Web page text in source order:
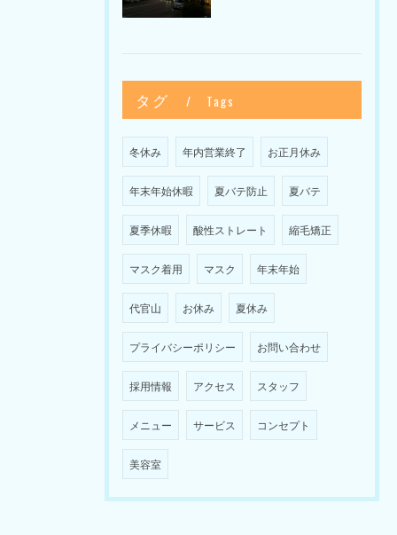
タグ Tags
冬休み 年内営業終了 お正月休み
年末年始休暇 夏バテ防止 夏バテ
夏季休暇 酸性ストレート 縮毛矯正
マスク着用 マスク 年末年始
代官山 お休み 夏休み
プライバシーポリシー お問い合わせ
採用情報 アクセス スタッフ
メニュー サービス コンセプト
美容室